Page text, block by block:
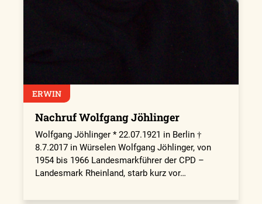
ERWIN
Nachruf Wolfgang Jöhlinger
Wolfgang Jöhlinger * 22.07.1921 in Berlin †
8.7.2017 in Würselen Wolfgang Jöhlinger, von
1954 bis 1966 Landesmarkführer der CPD –
Landesmark Rheinland, starb kurz vor…